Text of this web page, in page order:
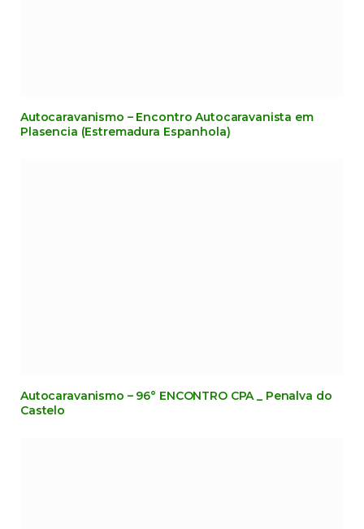
Autocaravanismo – Encontro Autocaravanista em
Plasencia (Estremadura Espanhola)
Autocaravanismo – 96° ENCONTRO CPA _ Penalva do
Castelo